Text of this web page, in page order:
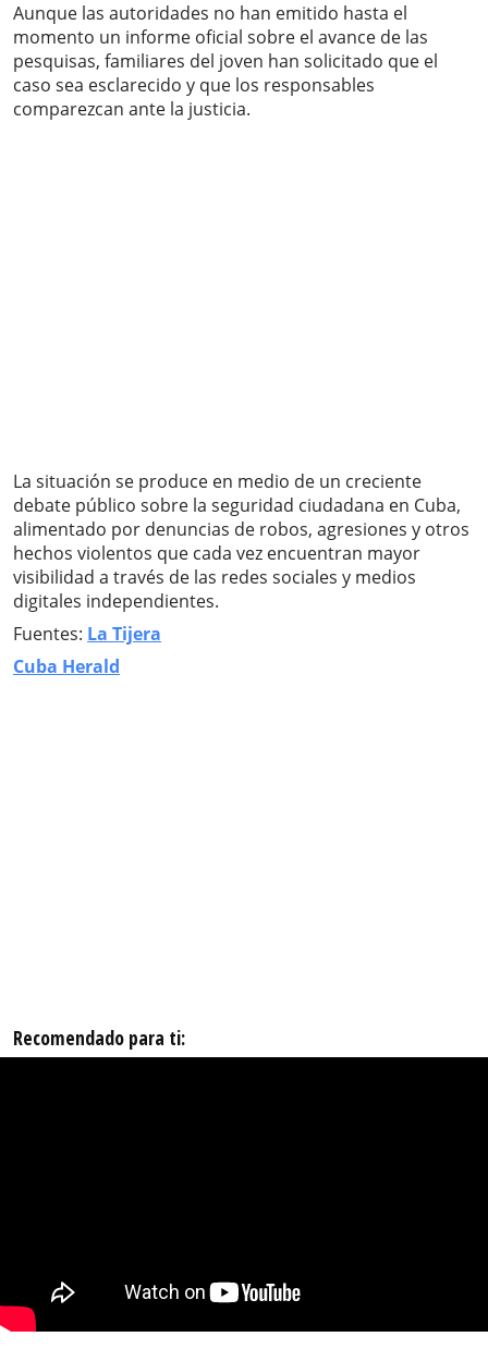
Aunque las autoridades no han emitido hasta el
momento un informe oficial sobre el avance de las
pesquisas, familiares del joven han solicitado que el
caso sea esclarecido y que los responsables
comparezcan ante la justicia.
La situación se produce en medio de un creciente
debate público sobre la seguridad ciudadana en Cuba,
alimentado por denuncias de robos, agresiones y otros
hechos violentos que cada vez encuentran mayor
visibilidad a través de las redes sociales y medios
digitales independientes.
Fuentes: La Tijera
Cuba Herald
Recomendado para ti: